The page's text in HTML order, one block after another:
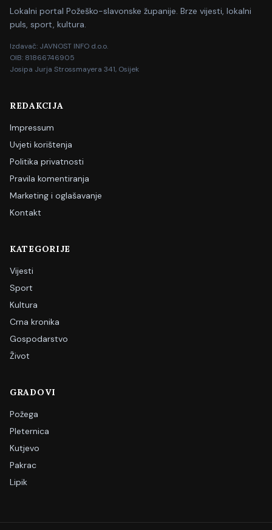
Lokalni portal Požeško-slavonske županije. Brze vijesti, lokalni
puls, sport, kultura.
Izdavač: JAVNOST INFO d.o.o.
OIB: 81866746905
Josipa Jurja Strossmayera 341, Osijek
REDAKCIJA
Impressum
Uvjeti korištenja
Politika privatnosti
Pravila komentiranja
Marketing i oglašavanje
Kontakt
KATEGORIJE
Vijesti
Sport
Kultura
Crna kronika
Gospodarstvo
Život
GRADOVI
Požega
Pleternica
Kutjevo
Pakrac
Lipik